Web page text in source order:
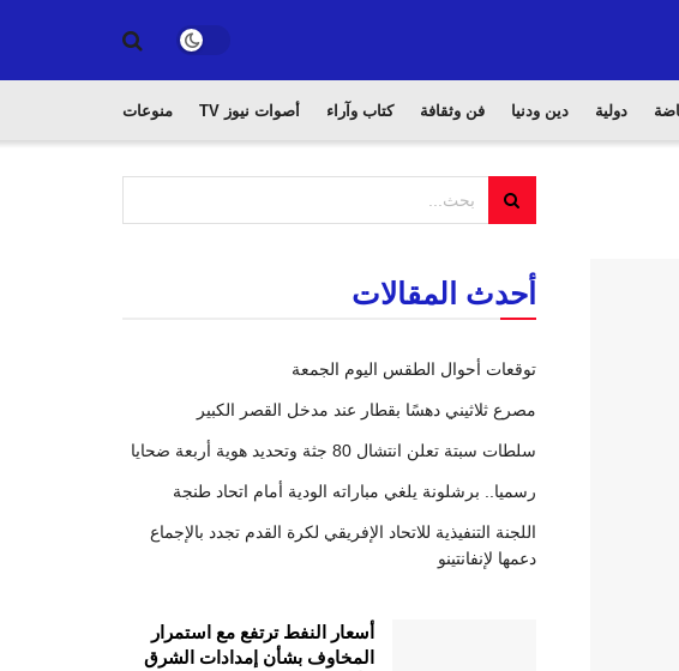
دولية دين ودنيا فن وثقافة كتاب وآراء أصوات نيوز TV منوعات
أحدث المقالات
توقعات أحوال الطقس اليوم الجمعة
مصرع ثلاثيني دهسًا بقطار عند مدخل القصر الكبير
سلطات سبتة تعلن انتشال 80 جثة وتحديد هوية أربعة ضحايا
رسميا.. برشلونة يلغي مباراته الودية أمام اتحاد طنجة
اللجنة التنفيذية للاتحاد الإفريقي لكرة القدم تجدد بالإجماع
دعمها لإنفانتينو
أسعار النفط ترتفع مع استمرار
المخاوف بشأن إمدادات الشرق